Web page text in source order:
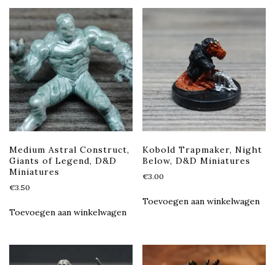
Medium Astral Construct,
Giants of Legend, D&D
Miniatures
€3.50
Toevoegen aan winkelwagen
Kobold Trapmaker, Night
Below, D&D Miniatures
€3.00
Toevoegen aan winkelwagen